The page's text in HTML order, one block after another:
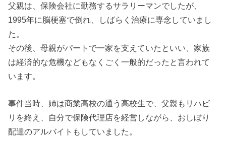
父親は、保険会社に勤務するサラリーマンでしたが、
1995年に脳梗塞で倒れ、しばらく治療に専念していまし
た。
その後、母親がパートで一家を支えていたといい、家族
は経済的な危機などもなくごく一般的だったと言われて
います。
事件当時、姉は商業高校の通う高校生で、父親もリハビ
リを終え、自分で保険代理店を経営しながら、おしぼり
配達のアルバイトもしていました。